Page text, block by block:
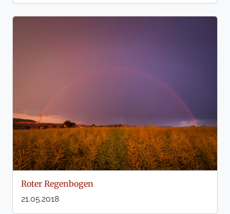
Roter Regenbogen
21.05.2018